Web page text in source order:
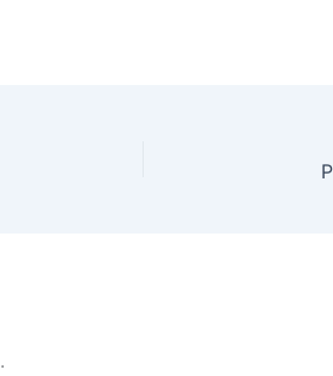
.